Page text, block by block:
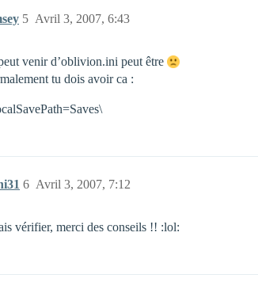
Avril 3, 2007, 6:43
5
venir d’oblivion.ini peut être
tu dois avoir ca :
Avril 3, 2007, 7:12
6
vérifier, merci des conseils !! :lol: